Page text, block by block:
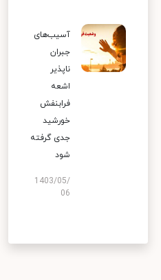
آسیب‌های
جبران
ناپذیر
اشعه
فرابنفش
خورشید
جدی گرفته
شود
1403/05/
06